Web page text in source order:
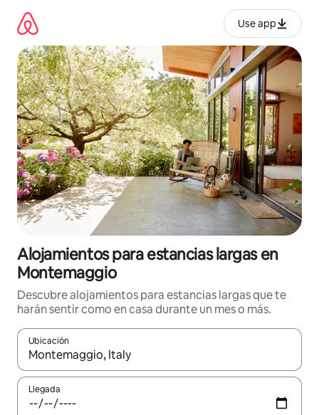
contenido
Use app
Alojamientos para estancias largas en
Montemaggio
Descubre alojamientos para estancias largas que te
harán sentir como en casa durante un mes o más.
Ubicación
Cuando los resultados estén disponibles, podrás navegar
Llegada